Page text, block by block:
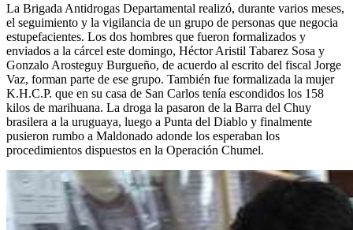
La Brigada Antidrogas Departamental realizó, durante varios meses,
el seguimiento y la vigilancia de un grupo de personas que negocia
estupefacientes. Los dos hombres que fueron formalizados y
enviados a la cárcel este domingo, Héctor Aristil Tabarez Sosa y
Gonzalo Arosteguy Burgueño, de acuerdo al escrito del fiscal Jorge
Vaz, forman parte de ese grupo. También fue formalizada la mujer
K.H.C.P. que en su casa de San Carlos tenía escondidos los 158
kilos de marihuana. La droga la pasaron de la Barra del Chuy
brasilera a la uruguaya, luego a Punta del Diablo y finalmente
pusieron rumbo a Maldonado adonde los esperaban los
procedimientos dispuestos en la Operación Chumel.